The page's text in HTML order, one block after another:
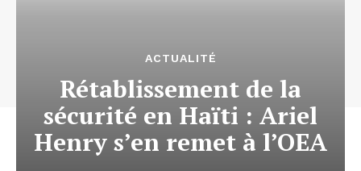
ACTUALITÉ
Rétablissement de la
sécurité en Haïti : Ariel
Henry s’en remet à l’OEA